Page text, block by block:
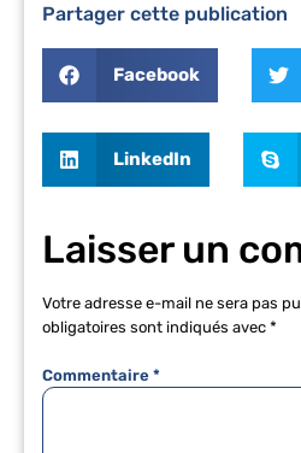
Partager cette publication
Facebook
LinkedIn
Laisser un
Votre adresse e-mail ne sera pas
obligatoires sont indiqués avec *
Commentaire *